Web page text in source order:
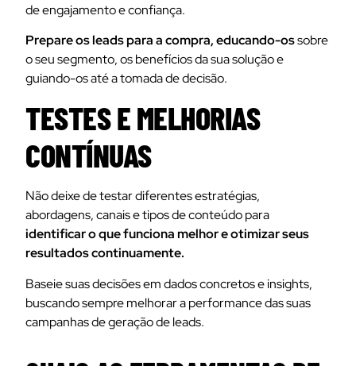
de engajamento e confiança.
Prepare os leads para a compra, educando-ossobre
o seu segmento, os benefícios da sua solução e
guiando-os até a tomada de decisão.
TESTES E MELHORIAS
CONTÍNUAS
Não deixe de testar diferentes estratégias,
abordagens, canais e tipos de conteúdo para
identificar o que funciona melhor e otimizar seus
resultados continuamente.
Baseie suas decisões em dados concretos e insights,
buscando sempre melhorar a performance das suas
campanhas de geração de leads.